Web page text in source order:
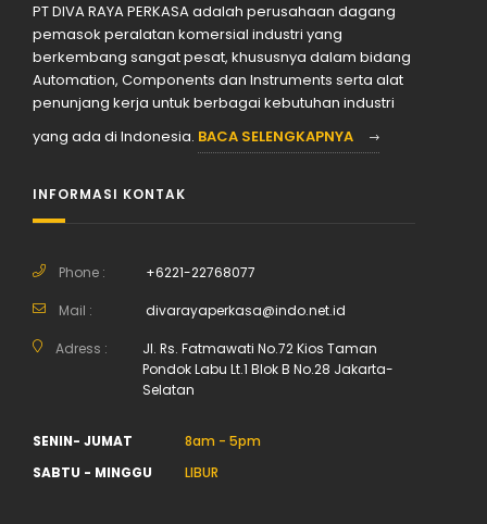
PT DIVA RAYA PERKASA adalah perusahaan dagang
pemasok peralatan komersial industri yang
berkembang sangat pesat, khususnya dalam bidang
Automation, Components dan Instruments serta alat
penunjang kerja untuk berbagai kebutuhan industri
yang ada di Indonesia. BACA SELENGKAPNYA
INFORMASI KONTAK
Phone : +6221-22768077
Mail : divarayaperkasa@indo.net.id
Adress :
Jl. Rs. Fatmawati No.72 Kios Taman
Pondok Labu Lt.1 Blok B No.28 Jakarta-
Selatan
SENIN- JUMAT
8am - 5pm
SABTU - MINGGU
LIBUR